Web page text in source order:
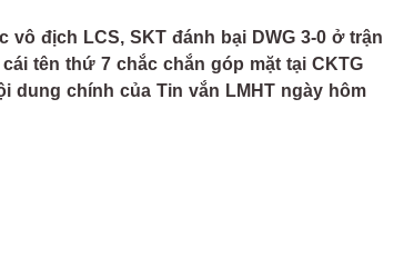
địch LCS, SKT đánh bại DWG 3-0 ở trận
tên thứ 7 chắc chắn góp mặt tại CKTG
dung chính của Tin vắn LMHT ngày hôm